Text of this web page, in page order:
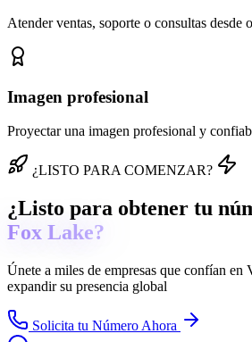
Atender ventas, soporte o consultas desde
Imagen profesional
Proyectar una imagen profesional y
¿LISTO PARA COMENZAR?
¿Listo para obtener tu
Fox Lake?
Únete a miles de empresas que confían en
expandir su presencia global
Solicita tu Número Ahora